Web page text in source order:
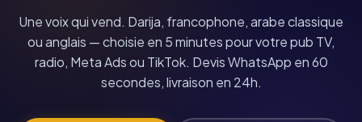
Une voix qui vend. Darija, francophone, arabe classique
ou anglais — choisie en 5 minutes pour votre pub TV,
radio, Meta Ads ou TikTok. Devis WhatsApp en 60
secondes, livraison en 24h.